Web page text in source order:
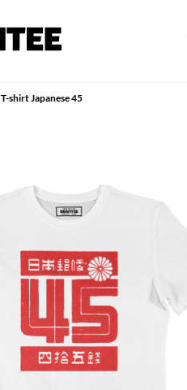
T-shirt Japanese 45